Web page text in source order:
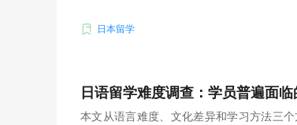
日本留学
日语留学难度调查：学员普遍面临
本文从语言难度、文化差异和学习方法三